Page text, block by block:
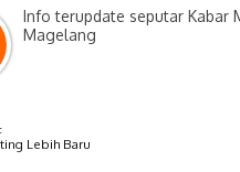
Info terupdate seputar Kabar
Magelang
Lebih Baru